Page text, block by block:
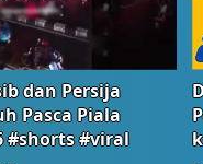
dan Persija
Pasca Piala
#shorts #viral